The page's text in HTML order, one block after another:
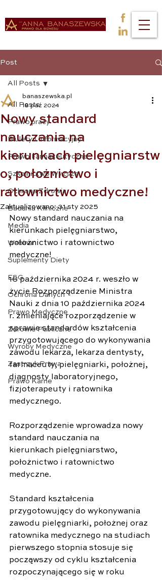
Post
All Posts
Prawo pracy
Biuletyn Informacyjny
Prawo Farmaceutyczne
Szkolnictwo Wyższe
Ochrona Zdrowia
Badania Kliniczne
Media
Webinar
Suplementy Diety
ESG
Ochrona Danych
Prawo Medyczne
Zdrowie Publiczne
Wyroby Medyczne
Zastrzyk Prawa
Prawo Karne
All Posts
Nowy standard
nauczania na
kierunkach pielęgniarstw
o, położnictwo i
ratownictwo medyczne!
banaszewska.pl
18 paź 2024
Zaktualizowano:31 sty 2025
Nowy standard nauczania na
kierunkach pielęgniarstwo,
położnictwo i ratownictwo
medyczne!
16 października 2024 r. weszło w
życie Rozporządzenie Ministra
Nauki z dnia 10 października 2024
r. zmieniające rozporządzenie w
sprawie standardów kształcenia
przygotowującego do wykonywania
zawodu lekarza, lekarza dentysty,
farmaceuty, pielęgniarki, położnej,
diagnosty laboratoryjnego,
fizjoterapeuty i ratownika
medycznego.
Rozporządzenie wprowadza nowy
standard nauczania na
kierunkach pielęgniarstwo,
położnictwo i ratownictwo
medyczne.
Standard kształcenia
przygotowujący do wykonywania
zawodu pielęgniarki, położnej oraz
ratownika medycznego na studiach
pierwszego stopnia stosuje się
począwszy od cyklu kształcenia
rozpoczynającego się w roku